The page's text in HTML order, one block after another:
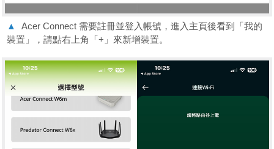
▲
Acer Connect 需要註冊並登入帳號，進入主頁後看到「我的
裝置」，請點右上角「+」來新增裝置。